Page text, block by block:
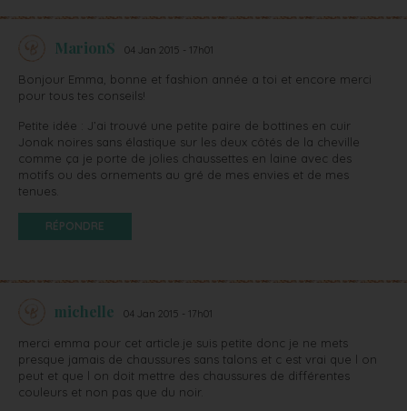
MarionS 04 Jan 2015 - 17h01
Bonjour Emma, bonne et fashion année a toi et encore merci
pour tous tes conseils!
Petite idée : J’ai trouvé une petite paire de bottines en cuir
Jonak noires sans élastique sur les deux côtés de la cheville
comme ça je porte de jolies chaussettes en laine avec des
motifs ou des ornements au gré de mes envies et de mes
tenues.
RÉPONDRE
michelle 04 Jan 2015 - 17h01
merci emma pour cet article.je suis petite donc je ne mets
presque jamais de chaussures sans talons et c est vrai que l on
peut et que l on doit mettre des chaussures de différentes
couleurs et non pas que du noir.